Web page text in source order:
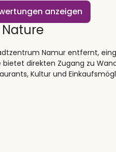
anzeigen
Namur entfernt,
direkten Zugang zu
Kultur und